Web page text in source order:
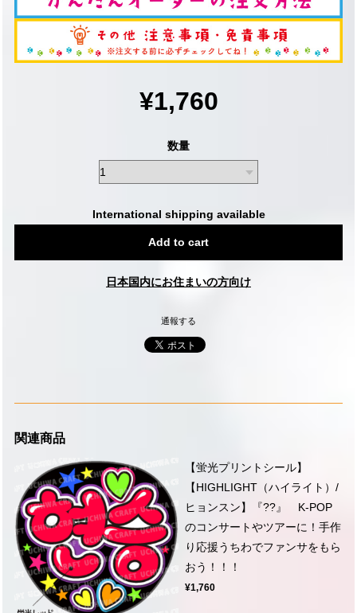
¥1,760
数量
International shipping available
Add to cart
日本国内にお住まいの方向け
通報する
関連商品
【蛍光プリントシール】
【HIGHLIGHT（ハイライト）/
ヒョンスン】『??』 K-POP
のコンサートやツアーに！手作
り応援うちわでファンサをもら
おう！！！
¥1,760